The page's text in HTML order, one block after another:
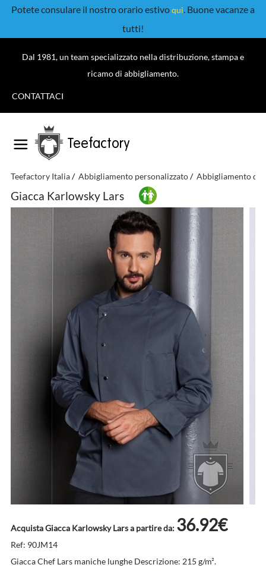
Potete consulare il nostro orario estivoqui. Buone vacanze a
tutti!
Dal 1981, un team specializzato nella distribuzione, stampa e
ricamo di abbigliamento.
CONTATTACI
Teefactory
Teefactory Italia Abbigliamento personalizzato Abbigliamento da
Giacca Karlowsky Lars
Acquista Giacca Karlowsky Lars a partire da: 36.92€
Ref: 90JM14
Giacca Chef Lars maniche lunghe Descrizione: 215 g/m².